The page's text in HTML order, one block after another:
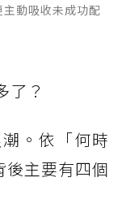
動吸收未成功配
了？
。依「何時
主要有四個